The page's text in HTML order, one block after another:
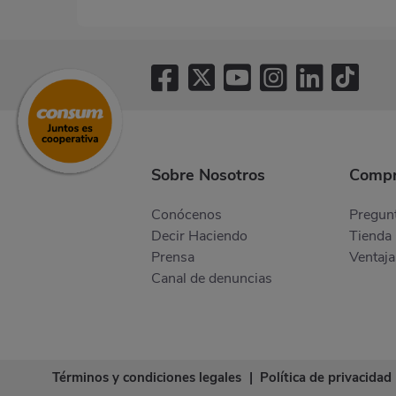
Sobre Nosotros
Conócenos
Decir Haciendo
Prensa
Canal de denuncias
Tienda
Términos y condiciones legales | Política de privacidad